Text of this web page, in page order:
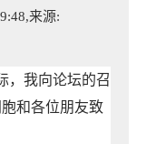
来源:
，我向论坛的召
和各位朋友致